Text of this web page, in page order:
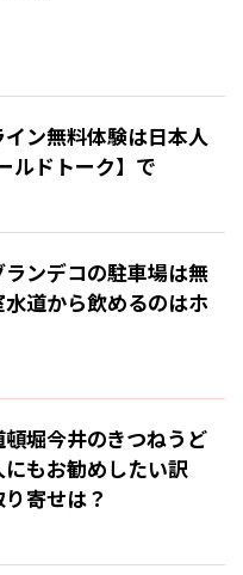
ン無料体験は日本人
ルドトーク】で
ンデコの駐車場は無
道から飲めるのはホ
堀今井のきつねうど
もお勧めしたい訳
寄せは？